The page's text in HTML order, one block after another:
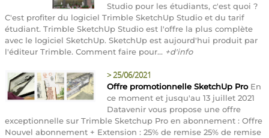
Studio pour les étudiants, c'est quoi ?
C'est profiter du logiciel Trimble SketchUp Studio et du tarif
étudiant. Trimble SketchUp Studio est l'offre la plus complète
avec le logiciel SketchUp. SketchUp est aujourd'hui produit par
l'éditeur Trimble. Comment faire pour... +d'info
>25/06/2021
Offre promotionnelle SketchUp ProEn
ce moment et jusqu'au 13 juillet 2021
Datavenir vous propose une offre
exceptionnelle sur Trimble Sketchup Pro en abonnement : Offre
Nouvel abonnement + Extension : 25% de remise 25% de remise